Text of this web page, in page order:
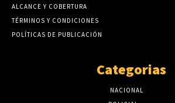
ALCANCE Y COBERTURA
TÉRMINOS Y CONDICIONES
POLÍTICAS DE PUBLICACIÓN
Categorias
NACIONAL